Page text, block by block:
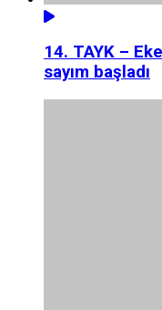
14. TAYK –
sayım başladı